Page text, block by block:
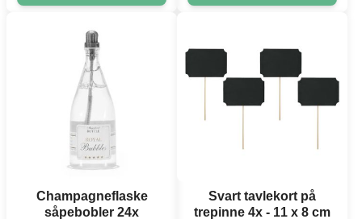
Champagneflaske
såpebobler 24x
Svart tavlekort på
trepinne 4x - 11 x 8 cm